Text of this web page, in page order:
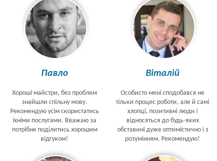
Павло
Хороші майстри, без проблем
знайшли спільну мову.
Рекомендую усім скористатись
їхніми послугами. Вважаю за
потрібне поділитись хорошим
відгуком!
Віталій
Особисто мені сподобався не
тільки процес роботи, але й самі
хлопці, позитивні люди і
відносяться до будь-яких
обставині дуже оптимістично і з
розумінням. Рекомендую!